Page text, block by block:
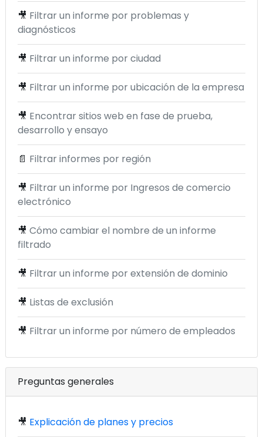
🎥 Filtrar un informe por problemas y
diagnósticos
🎥 Filtrar un informe por ciudad
🎥 Filtrar un informe por ubicación de la empresa
🎥 Encontrar sitios web en fase de prueba,
desarrollo y ensayo
📄 Filtrar informes por región
🎥 Filtrar un informe por Ingresos de comercio
electrónico
🎥 Cómo cambiar el nombre de un informe
filtrado
🎥 Filtrar un informe por extensión de dominio
🎥 Listas de exclusión
🎥 Filtrar un informe por número de empleados
Preguntas generales
🎥 Explicación de planes y precios